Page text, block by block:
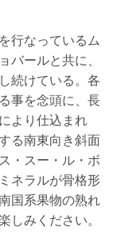
行なっているム
バールと共に、
続けている。各
事を念頭に、長
より仕込まれ
る南東向き斜面
・スー・ル・ボ
ネラルが骨格形
国系果物の熟れ
しみください。